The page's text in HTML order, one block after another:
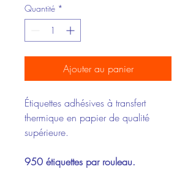
Quantité *
Ajouter au panier
Étiquettes adhésives à transfert
thermique en papier de qualité
supérieure.
950 étiquettes par rouleau.